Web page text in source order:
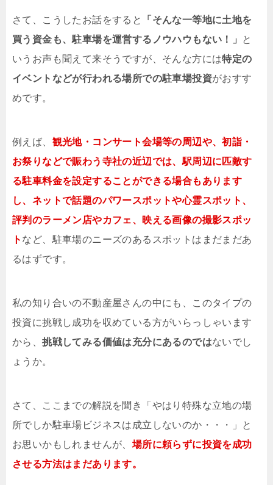
さて、こうしたお話をすると
「そんな一等地に土地を
買う資金も、駐車場を運営するノウハウもない！」
と
いうお声も聞えて来そうですが、そんな方には特定の
イベントなどが行われる場所での駐車場投資がおすす
めです。
例えば、 観光地・コンサート会場等の周辺や、初詣・
お祭りなどで賑わう寺社の近辺では、駅周辺に匹敵す
る駐車料金を設定することができる場合もあります
し、ネットで話題のパワースポットや心霊スポット、
評判のラーメン店やカフェ、映える画像の撮影スポッ
ト など、駐車場のニーズのあるスポットはまだまだあ
るはずです。
私の知り合いの不動産屋さんの中にも、このタイプの
投資に挑戦し成功を収めている方がいらっしゃいます
から、挑戦してみる価値は充分にあるのではないでし
ょうか。
さて、ここまでの解説を聞き「やはり特殊な立地の場
所でしか駐車場ビジネスは成立しないのか・・・」と
お思いかもしれませんが、 場所に頼らずに投資を成功
させる方法はまだあります。